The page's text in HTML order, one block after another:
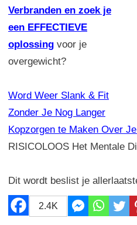
Verbranden en zoek je
een EFFECTIEVE
oplossing voor je
overgewicht?
Word Weer Slank & Fit
Zonder Je Nog Langer
Kopzorgen te Maken Over
RISICOLOOS Het Mentale
Dit wordt beslist je
2.4K